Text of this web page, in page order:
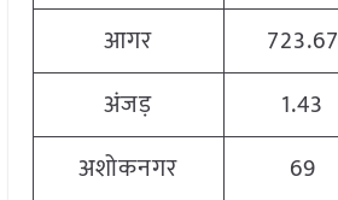
आगर
723.67
अंजड़
1.43
अशोकनगर
69